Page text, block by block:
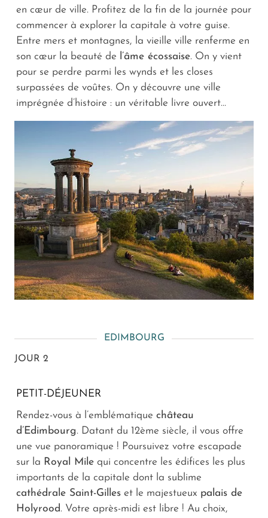
en cœur de ville. Profitez de la fin de la journée pour
commencer à explorer la capitale à votre guise.
Entre mers et montagnes, la vieille ville renferme en
son cœur la beauté de l’âme écossaise. On y vient
pour se perdre parmi les wynds et les closes
surpassées de voûtes. On y découvre une ville
imprégnée d’histoire : un véritable livre ouvert…
EDIMBOURG
JOUR 2
PETIT-DÉJEUNER
Rendez-vous à l’emblématique château
d’Edimbourg. Datant du 12ème siècle, il vous offre
une vue panoramique ! Poursuivez votre escapade
sur la Royal Mile qui concentre les édifices les plus
importants de la capitale dont la sublime
cathédrale Saint-Gilles et le majestueux palais de
Holyrood. Votre après-midi est libre ! Au choix,